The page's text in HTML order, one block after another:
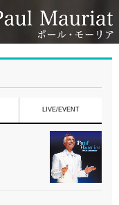
LIVE/EVENT